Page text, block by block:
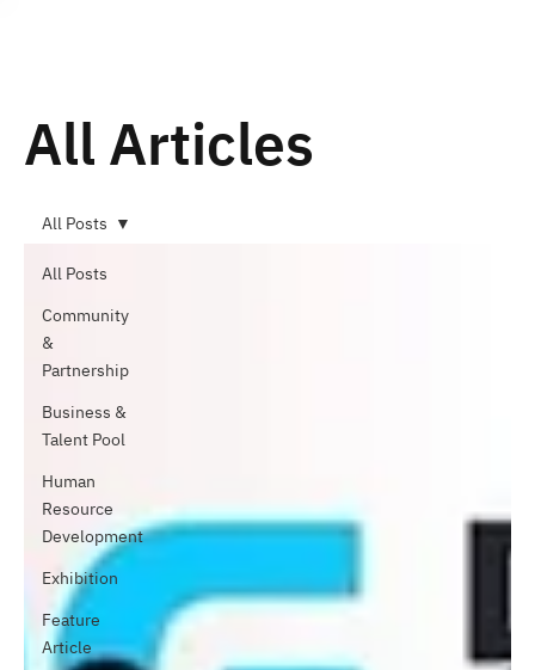
All Articles
All Posts
Community
&
Partnership
Business &
Talent Pool
Human
Resource
Development
Exhibition
Feature
Article
All Posts